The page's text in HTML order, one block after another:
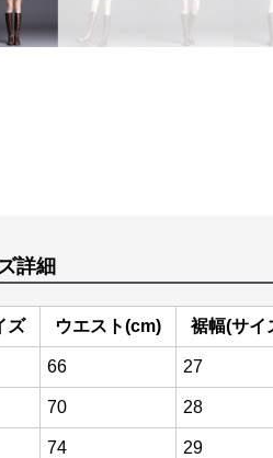
詳細
ズ ウエスト(cm) 裾幅(サイ
66 27
70 28
74 29